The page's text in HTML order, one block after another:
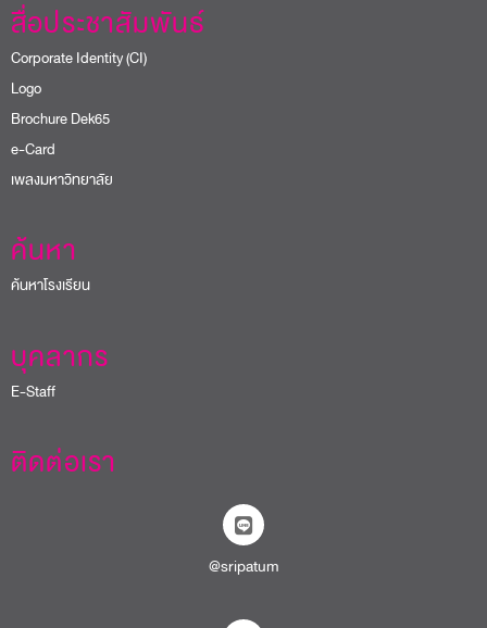
สื่อประชาสัมพันธ์
Corporate Identity (CI)
Logo
Brochure Dek65
e-Card
เพลงมหาวิทยาลัย
ค้นหา
ค้นหาโรงเรียน
บุคลากร
E-Staff
ติดต่อเรา
@sripatum